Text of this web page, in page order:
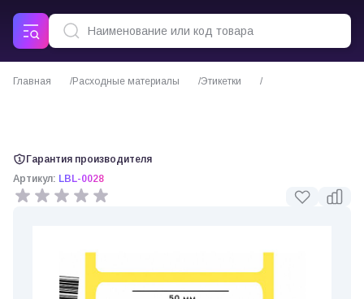
Главная Расходные материалы
Этикетки
Гарантия производителя
Артикул: LBL-0028